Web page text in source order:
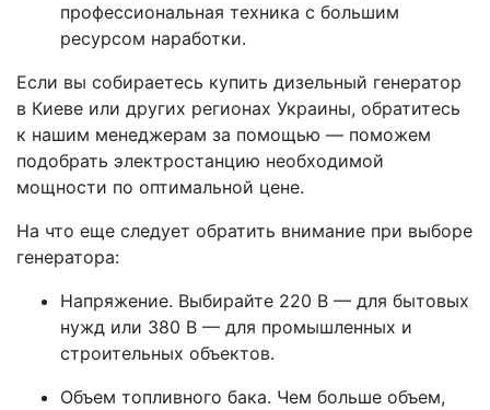
профессиональная техника с большим
ресурсом наработки.
Если вы собираетесь купить дизельный генератор
в Киеве или других регионах Украины, обратитесь
к нашим менеджерам за помощью — поможем
подобрать электростанцию необходимой
мощности по оптимальной цене.
На что еще следует обратить внимание при выборе
генератора:
Напряжение. Выбирайте 220 В — для бытовых
нужд или 380 В — для промышленных и
строительных объектов.
Объем топливного бака. Чем больше объем,